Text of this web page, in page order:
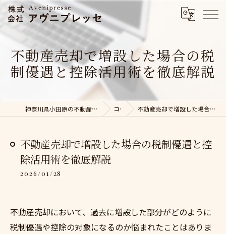
不動産売却で増設した場合の税
制優遇と控除活用術を徹底解説
神奈川県小田原の不動産売却なら株式会社アヴニプレッセ コラム 不動産売却で増設した場合の税制優遇と控除活用術を徹底解説
不動産売却で増設した場合の税制優遇と控
除活用術を徹底解説
2026/01/28
不動産売却において、過去に増設した部分がどのように
税制優遇や控除の対象になるのか悩まれたことはありま